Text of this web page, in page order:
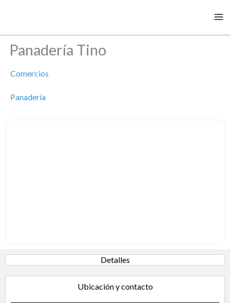
contenido
Panadería Tino
Comercios
Panadería
Detalles
Ubicación y contacto